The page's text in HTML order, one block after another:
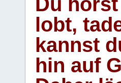
lobt,
kannst
hin auf